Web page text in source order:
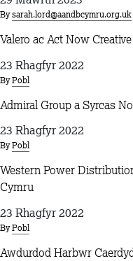
Bysarah.lord@aandbcymru.org.uk
Valero ac Act Now
23 Rhagfyr 2022
ByPobl
Admiral Group a Syrcas
23 Rhagfyr 2022
ByPobl
Western Power
Cymru
23 Rhagfyr 2022
ByPobl
Awdurdod Harbwr